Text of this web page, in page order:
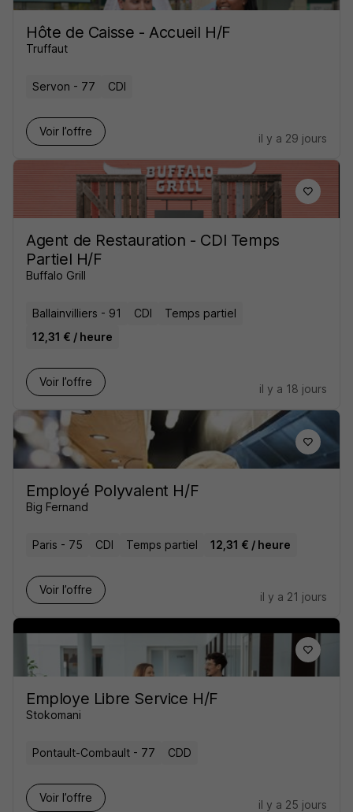
Hôte de Caisse - Accueil H/F
Truffaut
Servon - 77 CDI
Voir l’offre
il y a 29 jours
Agent de Restauration - CDI Temps
Partiel H/F
Buffalo Grill
Ballainvilliers - 91 CDI
Temps partiel
12,31 € / heure
Voir l’offre
il y a 18 jours
Employé Polyvalent H/F
Big Fernand
Paris - 75 CDI Temps partiel 12,31 € / heure
Voir l’offre
il y a 21 jours
Employe Libre Service H/F
Stokomani
Pontault-Combault - 77 CDD
Voir l’offre
il y a 25 jours